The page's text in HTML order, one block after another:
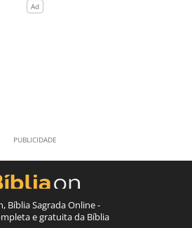
Bíblia Sagrada Online -
e gratuita da Bíblia